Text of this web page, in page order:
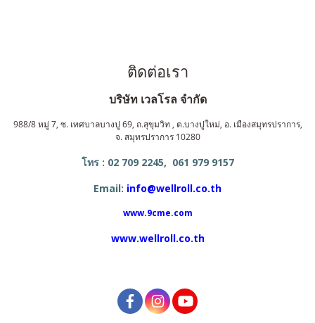
ติดต่อเรา
บริษัท เวลโรล จำกัด
988/8 หมู่ 7, ซ. เทศบาลบางปู 69, ถ.สุขุมวิท , ต.บางปูใหม่, อ. เมืองสมุทรปราการ,
จ. สมุทรปราการ 10280
โทร : 02 709 2245, 061 979 9157
Email: info@wellroll.co.th
www.9cme.com
www.wellroll.co.th